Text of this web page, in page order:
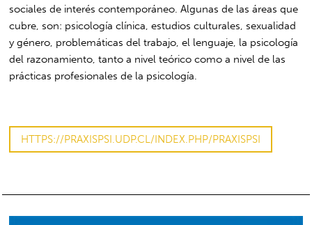
sociales de interés contemporáneo. Algunas de las áreas que
cubre, son: psicología clínica, estudios culturales, sexualidad
y género, problemáticas del trabajo, el lenguaje, la psicología
del razonamiento, tanto a nivel teórico como a nivel de las
prácticas profesionales de la psicología.
HTTPS://PRAXISPSI.UDP.CL/INDEX.PHP/PRAXISPSI